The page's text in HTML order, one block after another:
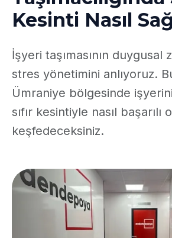
Kesinti Nasıl
İşyeri taşımasının duygusal
stres yönetimini anlıyoruz.
Ümraniye bölgesinde
sıfır kesintiyle nasıl başarılı
keşfedeceksiniz.